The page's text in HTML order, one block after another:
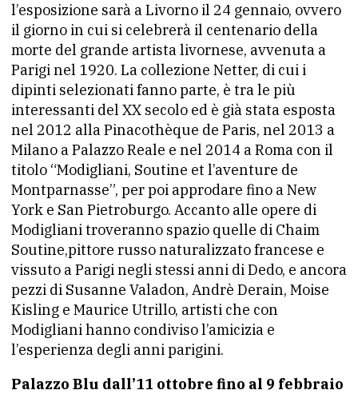
l’esposizione sarà a Livorno il 24 gennaio, ovvero
il giorno in cui si celebrerà il centenario della
morte del grande artista livornese, avvenuta a
Parigi nel 1920. La collezione Netter, di cui i
dipinti selezionati fanno parte, è tra le più
interessanti del XX secolo ed è già stata esposta
nel 2012 alla Pinacothèque de Paris, nel 2013 a
Milano a Palazzo Reale e nel 2014 a Roma con il
titolo “Modigliani, Soutine et l’aventure de
Montparnasse”, per poi approdare fino a New
York e San Pietroburgo. Accanto alle opere di
Modigliani troveranno spazio quelle di Chaim
Soutine,pittore russo naturalizzato francese e
vissuto a Parigi negli stessi anni di Dedo, e ancora
pezzi di Susanne Valadon, Andrè Derain, Moise
Kisling e Maurice Utrillo, artisti che con
Modigliani hanno condiviso l’amicizia e
l’esperienza degli anni parigini.
Palazzo Blu dall’11 ottobre fino al 9 febbraio